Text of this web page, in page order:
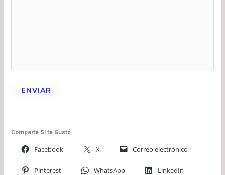
ENVIAR
Comparte Si te Gustó
Facebook X Correo electrónico
Pinterest WhatsApp LinkedIn